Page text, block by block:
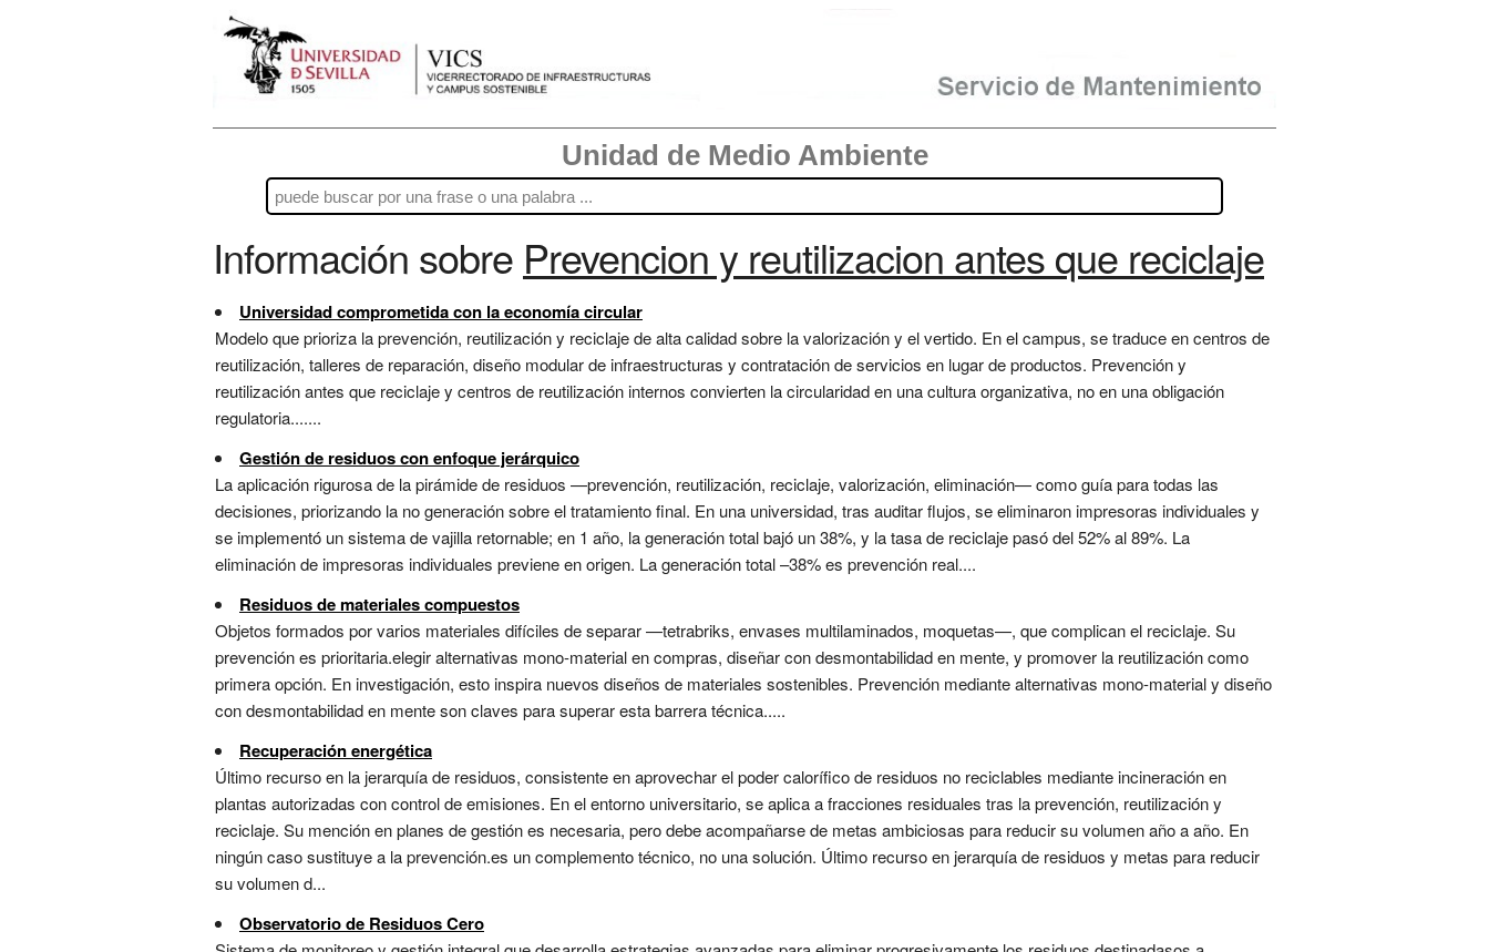
Unidad de Medio Ambiente
Información sobre Prevencion y reutilizacion antes que reciclaje
Universidad comprometida con la economía circular
Modelo que prioriza la prevención, reutilización y reciclaje de alta calidad sobre la valorización y el vertido. En el campus, se traduce en centros de
reutilización, talleres de reparación, diseño modular de infraestructuras y contratación de servicios en lugar de productos. Prevención y
reutilización antes que reciclaje y centros de reutilización internos convierten la circularidad en una cultura organizativa, no en una obligación
regulatoria.......
Gestión de residuos con enfoque jerárquico
La aplicación rigurosa de la pirámide de residuos —prevención, reutilización, reciclaje, valorización, eliminación— como guía para todas las
decisiones, priorizando la no generación sobre el tratamiento final. En una universidad, tras auditar flujos, se eliminaron impresoras individuales y
se implementó un sistema de vajilla retornable; en 1 año, la generación total bajó un 38%, y la tasa de reciclaje pasó del 52% al 89%. La
eliminación de impresoras individuales previene en origen. La generación total –38% es prevención real....
Residuos de materiales compuestos
Objetos formados por varios materiales difíciles de separar —tetrabriks, envases multilaminados, moquetas—, que complican el reciclaje. Su
prevención es prioritaria.elegir alternativas mono-material en compras, diseñar con desmontabilidad en mente, y promover la reutilización como
primera opción. En investigación, esto inspira nuevos diseños de materiales sostenibles. Prevención mediante alternativas mono-material y diseño
con desmontabilidad en mente son claves para superar esta barrera técnica.....
Recuperación energética
Último recurso en la jerarquía de residuos, consistente en aprovechar el poder calorífico de residuos no reciclables mediante incineración en
plantas autorizadas con control de emisiones. En el entorno universitario, se aplica a fracciones residuales tras la prevención, reutilización y
reciclaje. Su mención en planes de gestión es necesaria, pero debe acompañarse de metas ambiciosas para reducir su volumen año a año. En
ningún caso sustituye a la prevención.es un complemento técnico, no una solución. Último recurso en jerarquía de residuos y metas para reducir
su volumen d...
Observatorio de Residuos Cero